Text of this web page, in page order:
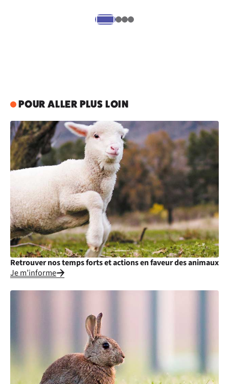
POUR ALLER PLUS LOIN
Retrouver nos temps forts et actions en faveur des animaux
Je m’informe